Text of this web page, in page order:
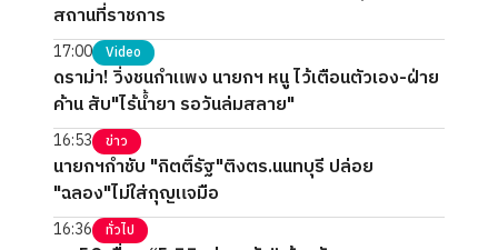
สถานที่ราชการ
17:00 Video
ดราม่า! วิ่งชนกำแพง นายกฯ หนู ไว้เตือนตัวเอง-ฝ่าย
ค้าน สับ"ไร้น้ำยา รอวันล่มสลาย"
16:53 ข่าว
นายกฯกำชับ "กิตติ์รัฐ"ติงตร.นนทบุรี ปล่อย
"ฉลอง"ไม่ใส่กุญแจมือ
16:36 ทั่วไป